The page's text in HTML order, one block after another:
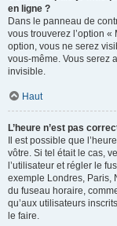
en ligne ?
Dans le panneau de
vous trouverez l’option
option, vous ne serez
vous-même. Vous serez
invisible.
Haut
L’heure n’est pas
Il est possible que
vôtre. Si tel était le cas,
l’utilisateur et régler le
exemple Londres, Paris,
du fuseau horaire,
qu’aux utilisateurs
le faire.